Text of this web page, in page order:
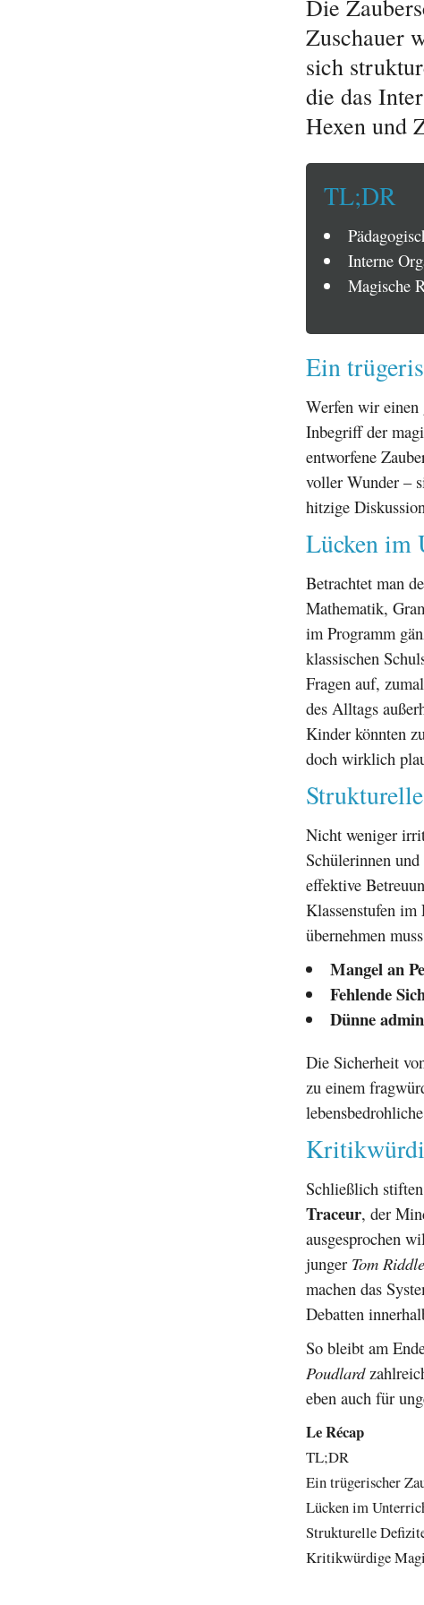
Die
Zuschauer
sich
die das
Hexen und
TL;DR
Interne
Magische
Ein
Werfen wir einen
Inbegriff der
entworfene
voller Wunder –
hitzige
Lücken im
Betrachtet man
Mathematik,
im Programm
klassischen
Fragen auf,
des Alltags
Kinder könnten
doch wirklich
Nicht weniger
Schülerinnen
effektive
Klassenstufen im
übernehmen
Mangel an
Fehlende
Dünne
Die Sicherheit
zu einem
Schließlich
Traceur, der
ausgesprochen
junger Tom Riddle
machen das
Debatten
So bleibt am
Poudlard
eben auch für
Le Récap
TL;DR
Ein trügerischer
Lücken im
Strukturelle
Kritikwürdige